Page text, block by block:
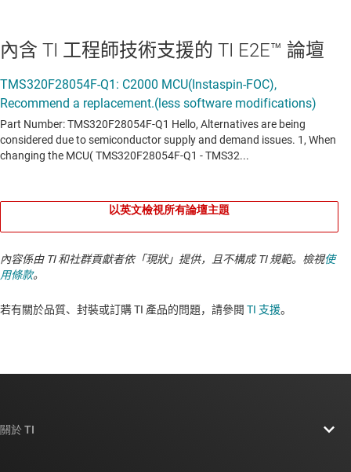
內含 TI 工程師技術支援的 TI E2E™ 論壇
以英文檢視所有論壇主題
內容係由 TI 和社群貢獻者依「現狀」提供，且不構成 TI 規範。檢視使
用條款。
若有關於品質、封裝或訂購 TI 產品的問題，請參閱 TI 支援。​​​​​​​​​​​​​​
關於 TI